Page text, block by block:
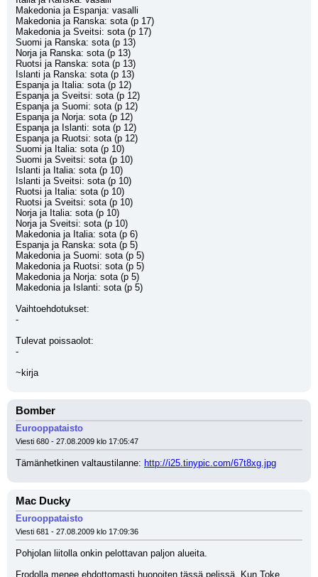
Makedonia ja Espanja: vasalli
Makedonia ja Ranska: sota (p 17)
Makedonia ja Sveitsi: sota (p 17)
Suomi ja Ranska: sota (p 13)
Norja ja Ranska: sota (p 13)
Ruotsi ja Ranska: sota (p 13)
Islanti ja Ranska: sota (p 13)
Espanja ja Italia: sota (p 12)
Espanja ja Sveitsi: sota (p 12)
Espanja ja Suomi: sota (p 12)
Espanja ja Norja: sota (p 12)
Espanja ja Islanti: sota (p 12)
Espanja ja Ruotsi: sota (p 12)
Suomi ja Italia: sota (p 10)
Suomi ja Sveitsi: sota (p 10)
Islanti ja Italia: sota (p 10)
Islanti ja Sveitsi: sota (p 10)
Ruotsi ja Italia: sota (p 10)
Ruotsi ja Sveitsi: sota (p 10)
Norja ja Italia: sota (p 10)
Norja ja Sveitsi: sota (p 10)
Makedonia ja Italia: sota (p 6)
Espanja ja Ranska: sota (p 5)
Makedonia ja Suomi: sota (p 5)
Makedonia ja Ruotsi: sota (p 5)
Makedonia ja Norja: sota (p 5)
Makedonia ja Islanti: sota (p 5)
Vaihtoehdotukset:
-
Tulevat poissaolot:
-
~kirja
Bomber
Eurooppataisto
Viesti 680 - 27.08.2009 klo 17:05:47
Tämänhetkinen valtaustilanne: http://i25.tinypic.com/67t8xg.jpg
Mac Ducky
Eurooppataisto
Viesti 681 - 27.08.2009 klo 17:09:36
Pohjolan liitolla onkin pelottavan paljon alueita.
Frodolla menee ehdottomasti huonoiten tässä pelissä. Kun Toke